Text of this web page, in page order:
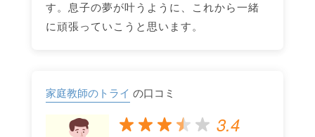
す。息子の夢が叶うように、これから一緒
に頑張っていこうと思います。
家庭教師のトライ の口コミ
3.4